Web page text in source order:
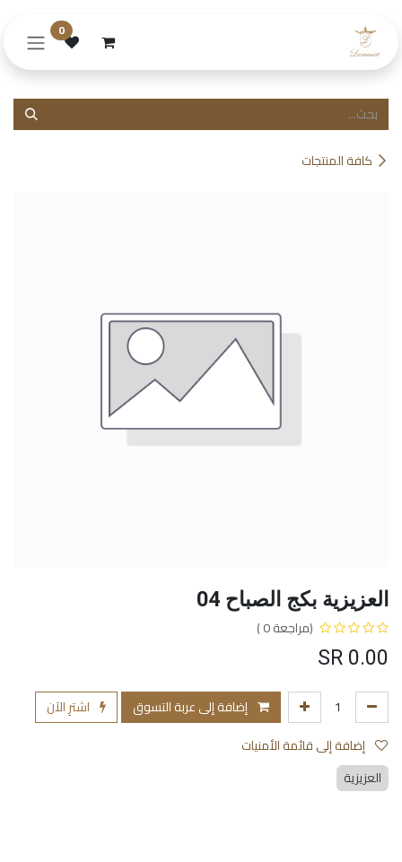
0
كافة المنتجات
العزيزية بكج الصباح 04
(مراجعة 0 )
0.00
إضافة إلى عربة التسوق
اشترِ الآن
العزيزية